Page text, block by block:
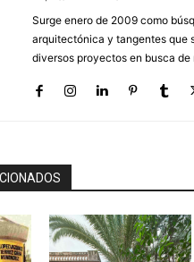
Surge enero de 2009 como
arquitectónica y tangentes que
diversos proyectos en busca